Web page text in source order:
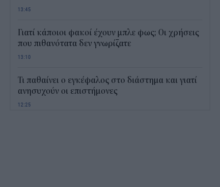
13:45
Γιατί κάποιοι φακοί έχουν μπλε φως; Οι χρήσεις
που πιθανότατα δεν γνωρίζατε
13:10
Τι παθαίνει ο εγκέφαλος στο διάστημα και γιατί
ανησυχούν οι επιστήμονες
12:25